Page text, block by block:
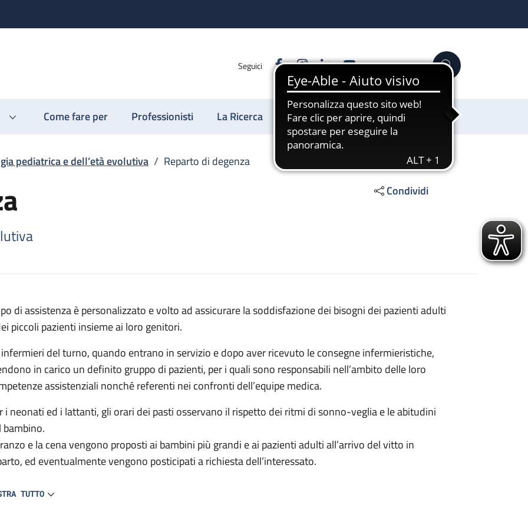
Seguici FacebookInstagram
LinkedinYouTube Cerca
Come fare per Professionisti La Ricerca Sostienici
pediatrica e dell’età evolutiva / Reparto di degenza
Condividi
di assistenza è personalizzato e volto ad assicurare la soddisfazione dei bisogni dei pazienti adulti
piccoli pazienti insieme ai loro genitori.
infermieri del turno, quando entrano in servizio e dopo aver ricevuto le consegne infermieristiche,
in carico un definito gruppo di pazienti, per i quali sono responsabili nell’ambito delle loro
assistenziali nonché referenti nei confronti dell’equipe medica.
i neonati ed i lattanti, gli orari dei pasti osservano il rispetto dei ritmi di sonno-veglia e le abitudini
bambino.
e la cena vengono proposti ai bambini più grandi e ai pazienti adulti all’arrivo del vitto in
ed eventualmente vengono posticipati a richiesta dell’interessato.
si occupa personalmente della preparazione e distribuzione del cibo a lattanti e neonati.
TUTTO